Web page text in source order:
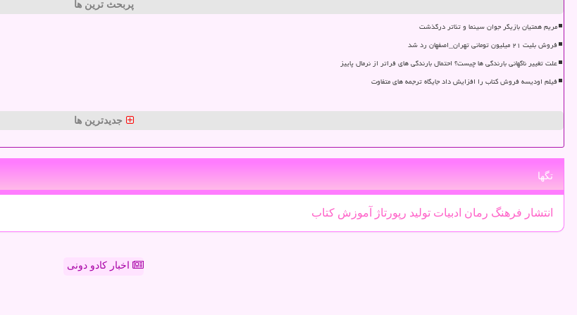
پربحث ترین ها
مریم همتیان بازیگر جوان سینما و تئاتر درگذشت
فروش بلیت ۲۱ میلیون تومانی تهران_اصفهان رد شد
علت تغییر ناگهانی بارندگی ها چیست؟ احتمال بارندگی های فراتر از نرمال پاییز
فیلم اودیسه فروش کتاب را افزایش داد جایگاه ترجمه های متفاوت
جدیدترین ها
تگها
انتشار فرهنگ رمان ادبیات تولید رپورتاژ آموزش كتاب
اخبار کادو دونی